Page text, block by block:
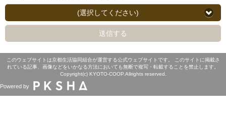
(選択してください)
送信する
このウェブサイトは京都生活協同組合が運営する公式ウェブサイトです。 このサイトに掲載さ
れている記事、画像などをいかなる方法においても無断で複写・転載することを禁止します。
Copyright(c) KYOTO-COOP.Allrights reserved.
Powered by